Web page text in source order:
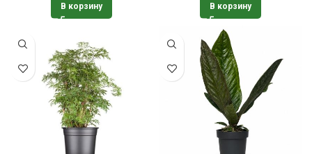
В корзину В корзину